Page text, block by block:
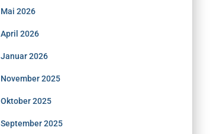
Mai 2026
April 2026
Januar 2026
November 2025
Oktober 2025
September 2025